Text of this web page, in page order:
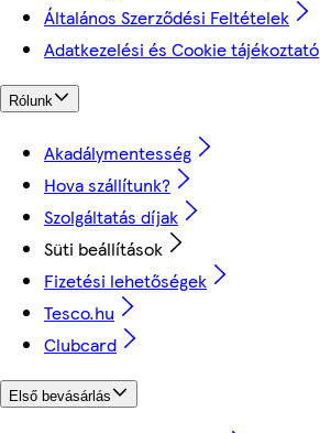
Általános Szerződési Feltételek
Adatkezelési és Cookie tájékoztató
Rólunk
Akadálymentesség
Hova szállítunk?
Szolgáltatás díjak
Süti beállítások
Fizetési lehetőségek
Tesco.hu
Clubcard
Első bevásárlás